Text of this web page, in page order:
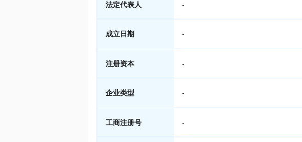
法定代表人 -
成立日期 -
注册资本 -
企业类型 -
工商注册号 -